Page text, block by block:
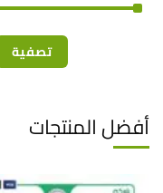
تصفية
أفضل المنتجات